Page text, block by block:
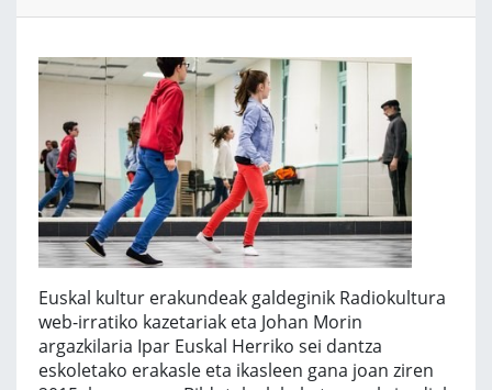
Euskal kultur erakundeak galdeginik Radiokultura
web-irratiko kazetariak eta Johan Morin
argazkilaria Ipar Euskal Herriko sei dantza
eskoletako erakasle eta ikasleen gana joan ziren